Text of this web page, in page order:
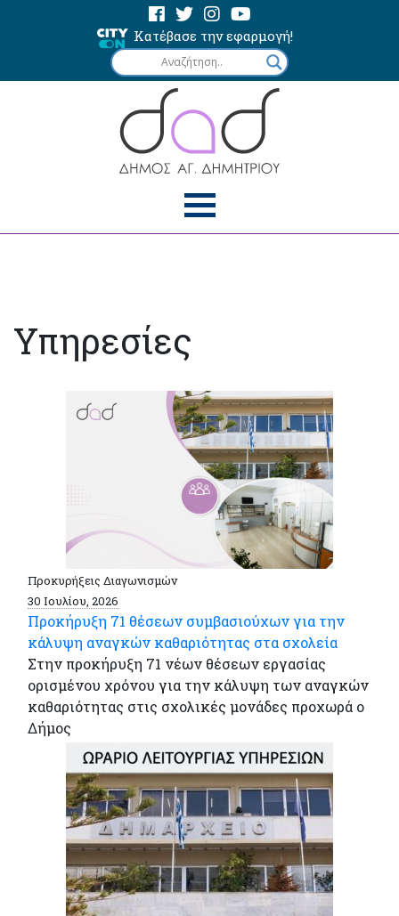
Κατέβασε την εφαρμογή!
Υπηρεσίες
Προκυρήξεις Διαγωνισμών
30 Ιουλίου, 2026
Προκήρυξη 71 θέσεων συμβασιούχων για την
κάλυψη αναγκών καθαριότητας στα σχολεία
Στην προκήρυξη 71 νέων θέσεων εργασίας
ορισμένου χρόνου για την κάλυψη των αναγκών
καθαριότητας στις σχολικές μονάδες προχωρά ο
Δήμος